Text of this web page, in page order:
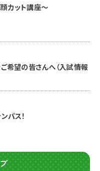
カット講座～
望の皆さんへ（入試情報
パス！